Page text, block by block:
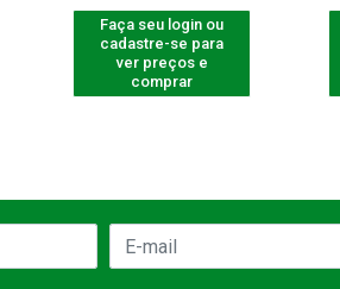
Faça seu login ou
cadastre-se para
ver preços e
comprar